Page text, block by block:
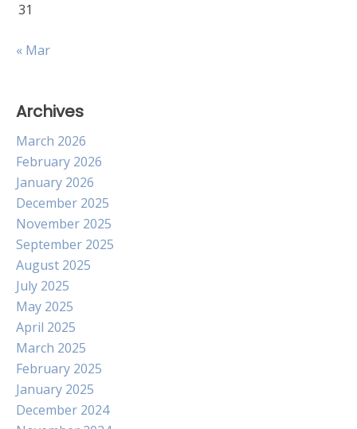
31
« Mar
Archives
March 2026
February 2026
January 2026
December 2025
November 2025
September 2025
August 2025
July 2025
May 2025
April 2025
March 2025
February 2025
January 2025
December 2024